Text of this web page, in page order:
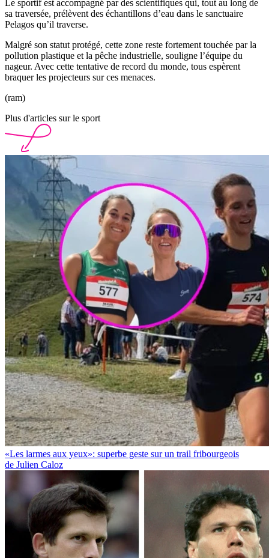
Le sportif est accompagné par des scientifiques qui, tout au long de
sa traversée, prélèvent des échantillons d’eau dans le sanctuaire
Pelagos qu’il traverse.
Malgré son statut protégé, cette zone reste fortement touchée par la
pollution plastique et la pêche industrielle, souligne l’équipe du
nageur. Avec cette tentative de record du monde, tous espèrent
braquer les projecteurs sur ces menaces.
(ram)
Plus d'articles sur le sport
«Les larmes aux yeux»: superbe geste sur un trail fribourgeois
de Julien Caloz